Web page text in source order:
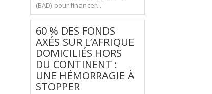
(BAD) pour financer...
60 % DES FONDS
AXÉS SUR L’AFRIQUE
DOMICILIÉS HORS
DU CONTINENT :
UNE HÉMORRAGIE À
STOPPER